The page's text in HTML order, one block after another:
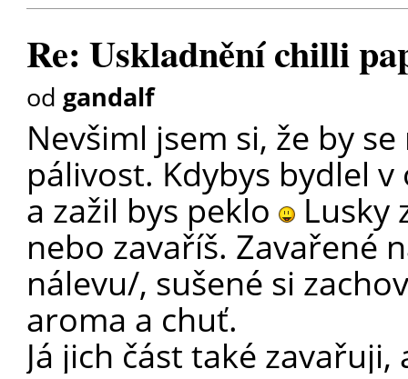
Re: Uskladnění chilli
od gandalf
Nevšiml jsem si, že by
pálivost. Kdybys bydlel
a zažil bys peklo
Lusky
nebo zavaříš. Zavařené
nálevu/, sušené si
aroma a chuť.
Já jich část také